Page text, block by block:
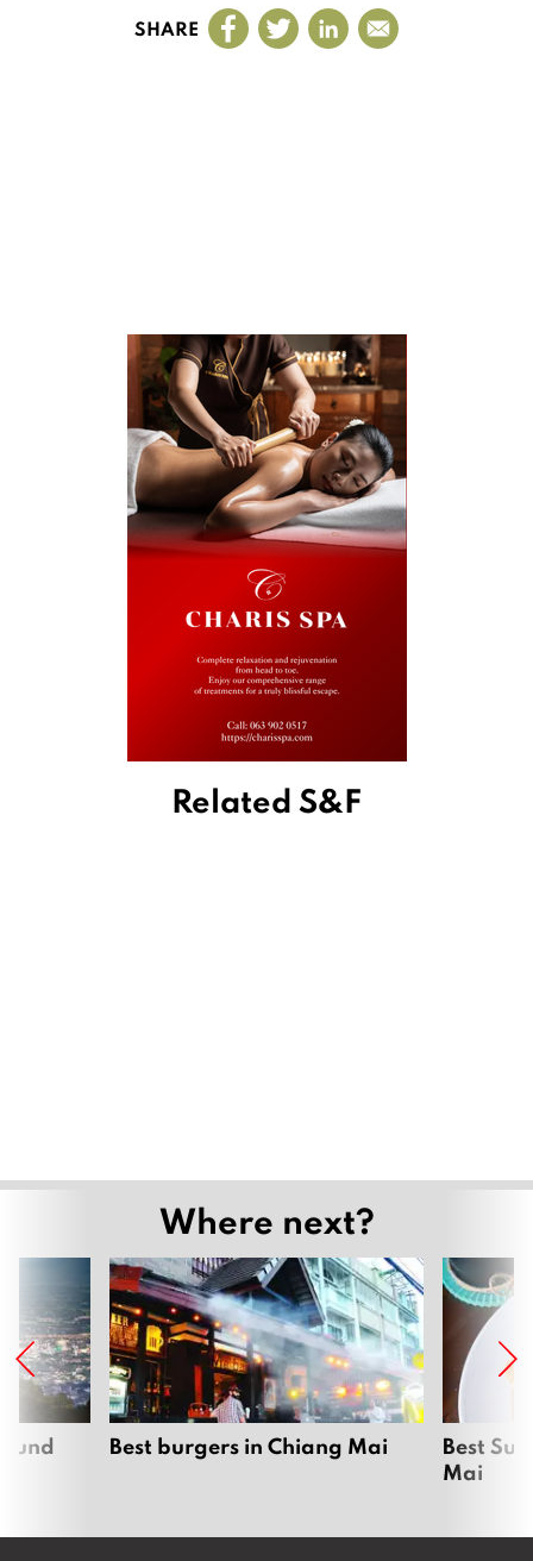
SHARE
Related S&F
Where next?
Best burgers in Chiang Mai
Best
Mai